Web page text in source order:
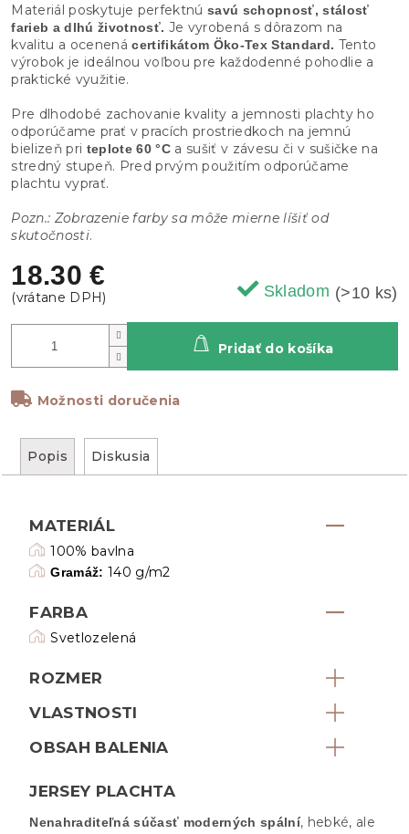
18.30 €
Skladom (>10 ks)
Možnosti doručenia
Pridať do košíka
Materiál poskytuje perfektnú savú schopnosť, stálosť
farieb a dlhú životnosť. Je vyrobená s dôrazom na
kvalitu a ocenenácertifikátom Öko-Tex Standard. Tento
výrobok je ideálnou voľbou pre každodenné pohodlie a
praktické využitie.
Pre dlhodobé zachovanie kvality a jemnosti plachty ho
odporúčame prať v pracích prostriedkoch na jemnú
bielizeň pri teplote 60 °Ca sušiť v závesu či v sušičke na
stredný stupeň. Pred prvým použitím odporúčame
plachtu vyprať.
Pozn.: Zobrazenie farby sa môže mierne líšiť od
skutočnosti.
Popis Diskusia
MATERIÁL
100% bavlna
Gramáž: 140 g/m2
FARBA
Svetlozelená
ROZMER
VLASTNOSTI
OBSAH BALENIA
JERSEY PLACHTA
Nenahraditeľná súčasť moderných spální, hebké, ale